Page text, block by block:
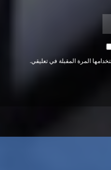
المرة المقبلة في تعليقي.